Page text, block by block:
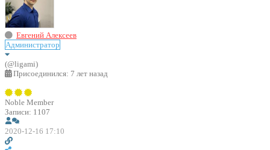
Евгений Алексеев
Администратор
(@ligami)
Присоединился: 7 лет назад
Noble Member
Записи: 1107
2020-12-16 17:10